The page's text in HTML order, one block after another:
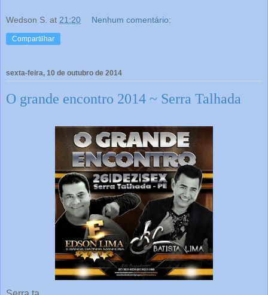
Wedson S. at 21:20 Nenhum comentário:
Compartilhar
sexta-feira, 10 de outubro de 2014
O grande encontro 2014 ~ Serra Talhada